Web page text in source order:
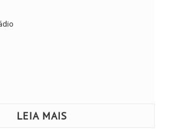
LEIA MAIS